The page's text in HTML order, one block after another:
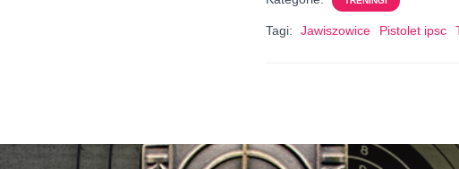
Tagi: Jawiszowice Pistolet ipsc